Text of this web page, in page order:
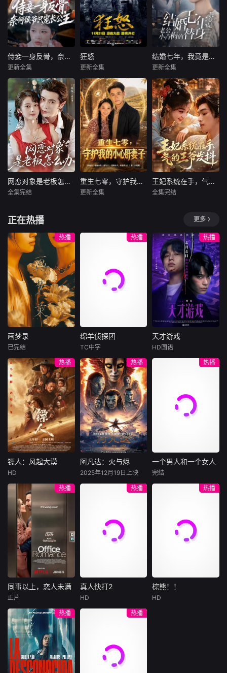
侍妾一身反骨，奈何侯爷只宠长公主
暂无内容
侍妾一身反骨，奈何侯爷只宠长公主
更新全集
狂怒
希亚·拉博夫
罗根·勒曼
1945年4月，德国
纳粹已成强弩之
末，第二次世界大
战即将落下帷幕，
战火正转向德国本
土。绰号“战争老
爹”的坦克小队队长
唐·柯利尔（布拉德·
皮特 Brad Pitt 饰）
狂怒
更新全集
结婚七年，我竟是老公小青梅的替身
暂无内容
结婚七年，我竟是老公小青梅的替身
更新全集
网恋对象是老板怎么办
暂无简介
网恋对象是老板怎么办
全集完结
重生七零，守护我的小心肝妻子 重生七零，守护我的小心肝妻子
更新全集
王妃系统在手，气的王爷发抖 王妃系统在手，气的王爷发抖
全集完结
正在热播 更多
热播
画梦录
林柏叡
民国的上海滩，身
怀绝技的孤女画师
许雁真，意外与身
陷危局的融汇银行
总账姜心羽产生交
集。姜心羽遭人陷
害，只得与许雁真
结盟，彼时银行欲
将国宝名画低价卖
给外国人，许雁真
仿造名画、偷天换
日。几经波折，两
人联手在各方势力
的夹缝间巧妙周
旋，共历险阻，破
解重重困境。
画梦录
已完结
热播
绵羊侦探团
尼可拉斯·博朗
尼古拉斯·加利齐纳
牧羊人乔治
（休·杰克曼饰）最
爱给羊群读侦探小
说，没想到自己有
一天会离奇死亡。
他留下的3000万
巨额遗产，让每个
人貌似都有犯罪动
机。警察毫无头绪
“不务正业”迈出牧
绵羊侦探团
TC中字
热播
天才游戏
饰），被偏执富家
公子陈伦（丁禹兮
饰）选中，被迫踏
表、神秘女友全部
备齐，在陈伦的精
瞬间拥有顶配人
天才游戏
HD国语
热播
镖人：风起大漠
于适
大漠之上，镖人、
官府、西域五大家
族等多方势力盘根
错节、暗潮涌动。
“天字第二号逃犯”
刀马接下特殊押镖
任务，和同伴一起
从西域护镖远赴长
安。不料，他们的
护送对象竟是“天字
郎……天下熙熙皆
为利来，各方势力
闻风入局，抢镖厮
杀接连上演……
镖人：风起大漠
HD
热播
阿凡达：火与烬
与奈蒂莉一家的命
运起伏，在前作的
情感余波之上，深
连的情感纽带的历
程，从而将故事推
维度。此外，潘多
阿凡达：火与烬
2025年12月19日上映
热播
一个男人和一个女人
饰）飞机同时落
地，入住同一家酒
店，成为一墙之隔
陷入的困境，健
康、家庭、婚姻、
一个男人和一个女人
完结
热播
同事以上，恋人未满
布雷特·戈德斯坦
贝蒂·吉尔平
洛佩兹饰演的航空
公司 和戈德斯坦饰
演的律师因职业合
作的契机发展出了
同事以上，恋人未满
正片
热播
真人快打2
员强尼·凯奇（卡尔·
厄本饰）被意外选
中，加入一场决定
真人快打2
HD
热播
棕熊！！
棕熊！！
HD
热播
热播